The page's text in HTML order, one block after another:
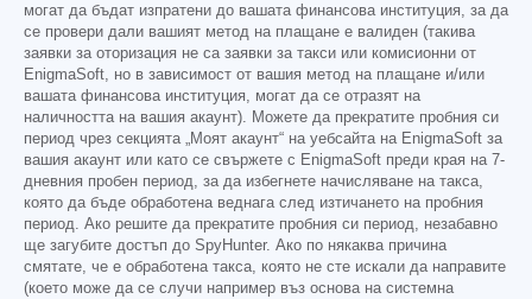
могат да бъдат изпратени до вашата финансова институция, за да
се провери дали вашият метод на плащане е валиден (такива
заявки за оторизация не са заявки за такси или комисионни от
EnigmaSoft, но в зависимост от вашия метод на плащане и/или
вашата финансова институция, могат да се отразят на
наличността на вашия акаунт). Можете да прекратите пробния си
период чрез секцията „Моят акаунт“ на уебсайта на EnigmaSoft за
вашия акаунт или като се свържете с EnigmaSoft преди края на 7-
дневния пробен период, за да избегнете начисляване на такса,
която да бъде обработена веднага след изтичането на пробния
период. Ако решите да прекратите пробния си период, незабавно
ще загубите достъп до SpyHunter. Ако по някаква причина
смятате, че е обработена такса, която не сте искали да направите
(което може да се случи например въз основа на системна